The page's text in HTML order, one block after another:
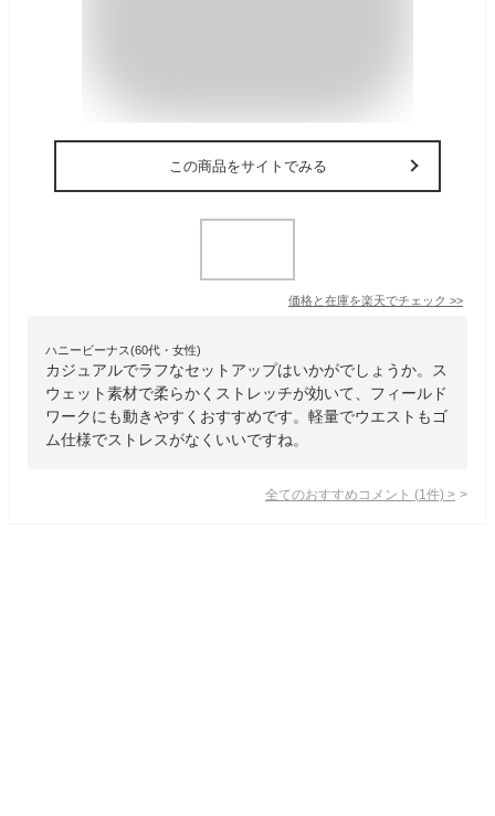
この商品をサイトでみる
価格と在庫を楽天でチェック >>
ハニービーナス(60代・女性)
カジュアルでラフなセットアップはいかがでしょうか。ス
ウェット素材で柔らかくストレッチが効いて、フィールド
ワークにも動きやすくおすすめです。軽量でウエストもゴ
ム仕様でストレスがなくいいですね。
全てのおすすめコメント (1 件) >